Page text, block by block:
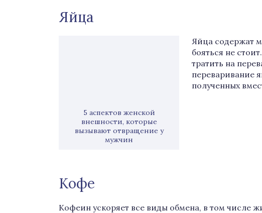
Яйца
5 аспектов женской
внешности, которые
вызывают отвращение у
мужчин
Яйца содержат
бояться не
тратить на
переваривание
полученных
Кофе
Кофеин ускоряет все виды обмена, в том числе